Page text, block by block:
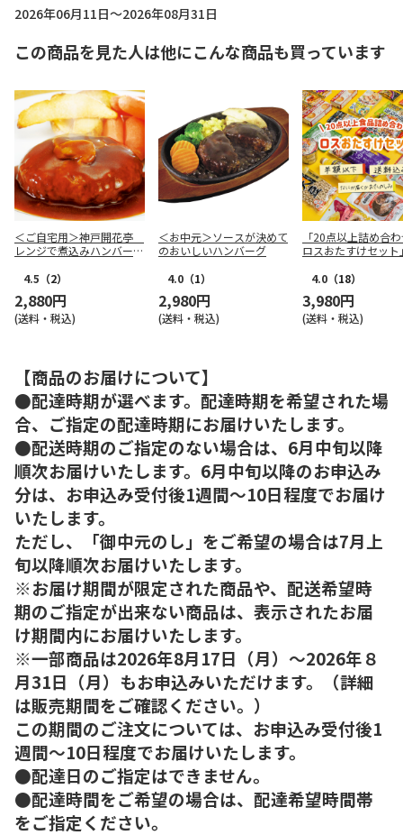
2026年06月11日～2026年08月31日
この商品を見た人は他にこんな商品も買っています
＜ご自宅用＞神戸開花亭
レンジで煮込みハンバーグ
4.5 （2）
2,880円
(送料・税込)
＜お中元＞ソースが決めて
のおいしいハンバーグ
4.0 （1）
2,980円
(送料・税込)
「20点以上詰め合
ロスおたすけセット
4.0 （18）
3,980円
(送料・税込)
【商品のお届けについて】
●配達時期が選べます。配達時期を希望された場
合、ご指定の配達時期にお届けいたします。
●配送時期のご指定のない場合は、6月中旬以降
順次お届けいたします。6月中旬以降のお申込み
分は、お申込み受付後1週間～10日程度でお届け
いたします。
ただし、「御中元のし」をご希望の場合は7月上
旬以降順次お届けいたします。
※お届け期間が限定された商品や、配送希望時
期のご指定が出来ない商品は、表示されたお届
け期間内にお届けいたします。
※一部商品は2026年8月17日（月）～2026年８
月31日（月）もお申込みいただけます。（詳細
は販売期間をご確認ください。）
この期間のご注文については、お申込み受付後1
週間～10日程度でお届けいたします。
●配達日のご指定はできません。
●配達時間をご希望の場合は、配達希望時間帯
をご指定ください。